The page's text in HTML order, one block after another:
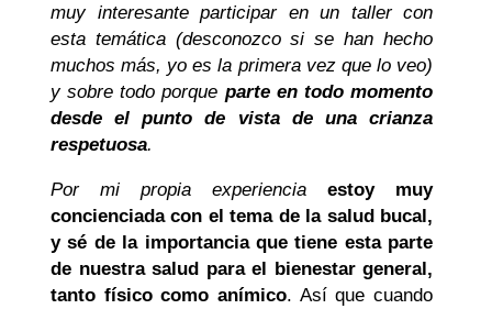
muy interesante participar en un taller con
esta temática (desconozco si se han hecho
muchos más, yo es la primera vez que lo veo)
y sobre todo porque parte en todo momento
desde el punto de vista de una crianza
respetuosa.
Por mi propia experiencia estoy muy
concienciada con el tema de la salud bucal,
y sé de la importancia que tiene esta parte
de nuestra salud para el bienestar general,
tanto físico como anímico. Así que cuando